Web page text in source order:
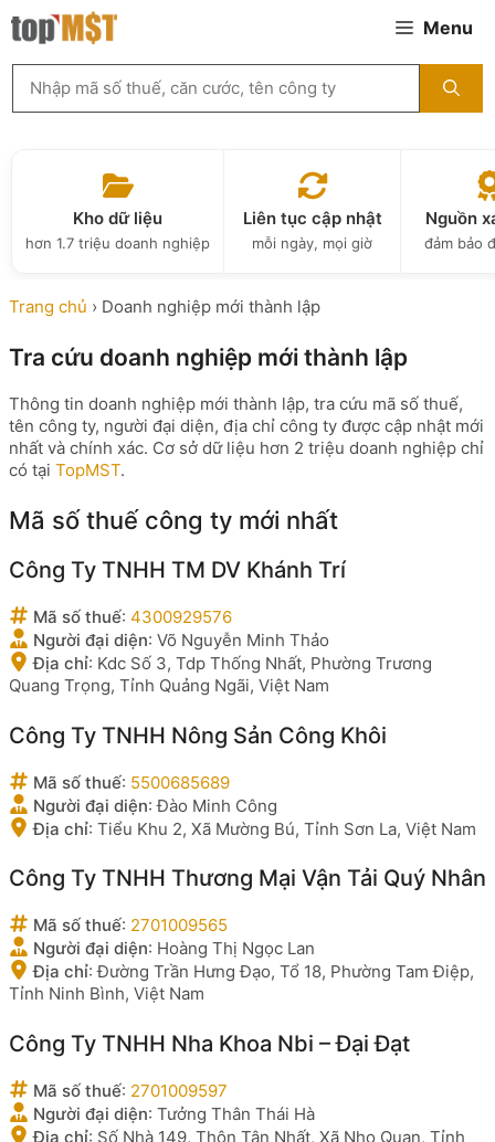
Chuyển
đến
Menu
kiếm
MST
đại
mã
thuế
Kho dữ liệu
hơn 1.7 triệu doanh nghiệp
Liên tục cập nhật
mỗi ngày, mọi giờ
Nguồn
đảm bảo
Trang chủ › Doanh nghiệp mới thành lập
Tra cứu doanh nghiệp mới thành lập
Thông tin doanh nghiệp mới thành lập, tra cứu mã số thuế,
tên công ty, người đại diện, địa chỉ công ty được cập nhật mới
nhất và chính xác. Cơ sở dữ liệu hơn 2 triệu doanh nghiệp chỉ
có tại TopMST.
Mã số thuế công ty mới nhất
Công Ty TNHH TM DV Khánh Trí
Mã số thuế: 4300929576
Người đại diện: Võ Nguyễn Minh Thảo
Địa chỉ: Kdc Số 3, Tdp Thống Nhất, Phường Trương
Quang Trọng, Tỉnh Quảng Ngãi, Việt Nam
Công Ty TNHH Nông Sản Công Khôi
Mã số thuế: 5500685689
Người đại diện:Đào Minh Công
Địa chỉ: Tiểu Khu 2, Xã Mường Bú, Tỉnh Sơn La, Việt Nam
Công Ty TNHH Thương Mại Vận Tải Quý Nhân
Mã số thuế: 2701009565
Người đại diện: Hoàng Thị Ngọc Lan
Địa chỉ:Đường Trần Hưng Đạo, Tổ 18, Phường Tam Điệp,
Tỉnh Ninh Bình, Việt Nam
Công Ty TNHH Nha Khoa Nbi – Đại Đạt
Mã số thuế: 2701009597
Người đại diện: Tưởng Thân Thái Hà
Địa chỉ: Số Nhà 149, Thôn Tân Nhất, Xã Nho Quan, Tỉnh